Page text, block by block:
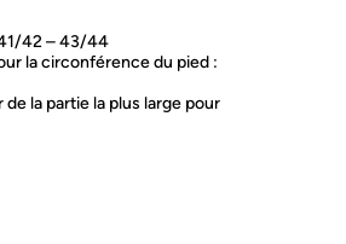
42 – 43/44
la circonférence du pied :
la partie la plus large pour